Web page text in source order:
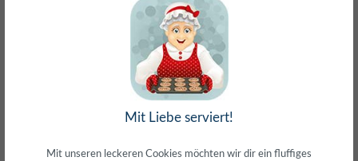
meist direkt aus Waiblingen
30 Tage Rückgaberecht
ohne Risiko bestellen
– Frag den Profi!
kostenlos und persönlich
Über 20+ Jahre Erfahrung
wir wissen von was wir sprechen
Mit Liebe serviert!
Mit unseren leckeren Cookies möchten wir dir ein fluffiges